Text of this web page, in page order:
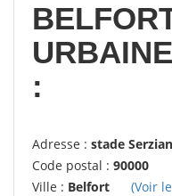
:
Adresse : stade Serzian
Code postal : 90000
Ville : Belfort
(Voir